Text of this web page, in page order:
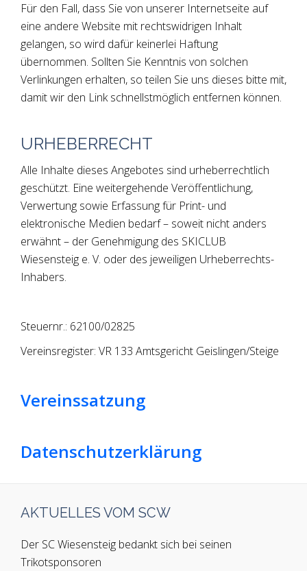
Für den Fall, dass Sie von unserer Internetseite auf
eine andere Website mit rechtswidrigen Inhalt
gelangen, so wird dafür keinerlei Haftung
übernommen. Sollten Sie Kenntnis von solchen
Verlinkungen erhalten, so teilen Sie uns dieses bitte mit,
damit wir den Link schnellstmöglich entfernen können.
URHEBERRECHT
Alle Inhalte dieses Angebotes sind urheberrechtlich
geschützt. Eine weitergehende Veröffentlichung,
Verwertung sowie Erfassung für Print- und
elektronische Medien bedarf – soweit nicht anders
erwähnt – der Genehmigung des SKICLUB
Wiesensteig e. V. oder des jeweiligen Urheberrechts-
Inhabers.
Steuernr.: 62100/02825
Vereinsregister: VR 133 Amtsgericht Geislingen/Steige
Vereinssatzung
Datenschutzerklärung
AKTUELLES VOM SCW
Der SC Wiesensteig bedankt sich bei seinen
Trikotsponsoren